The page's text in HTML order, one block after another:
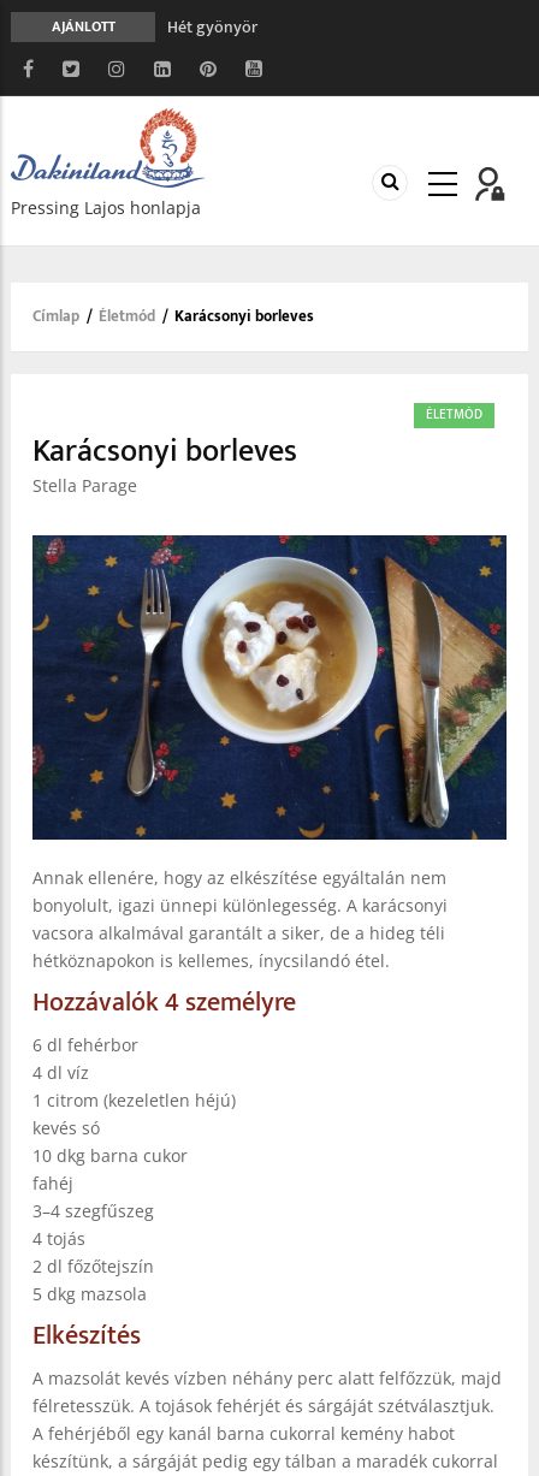
AJÁNLOTT
Hét gyönyör
A gondolatok átalakításának nyolc versszaka
Meghalni teljesen biztonságos
Minden más, mint aminek látszik
Vég nélküli leborulás
Pressing Lajos honlapja
Morzsa
Címlap / Életmód / Karácsonyi borleves
ÉLETMÓD
Karácsonyi borleves
Stella Parage
Annak ellenére, hogy az elkészítése egyáltalán nem
bonyolult, igazi ünnepi különlegesség. A karácsonyi
vacsora alkalmával garantált a siker, de a hideg téli
hétköznapokon is kellemes, ínycsilandó étel.
Hozzávalók 4 személyre
6 dl fehérbor
4 dl víz
1 citrom (kezeletlen héjú)
kevés só
10 dkg barna cukor
fahéj
3–4 szegfűszeg
4 tojás
2 dl főzőtejszín
5 dkg mazsola
Elkészítés
A mazsolát kevés vízben néhány perc alatt felfőzzük, majd
félretesszük. A tojások fehérjét és sárgáját szétválasztjuk.
A fehérjéből egy kanál barna cukorral kemény habot
készítünk, a sárgáját pedig egy tálban a maradék cukorral